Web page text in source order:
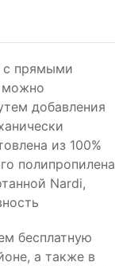
с прямыми
можно
добавления
из 100%
полипропилена
Nardi,
бесплатную
а также в